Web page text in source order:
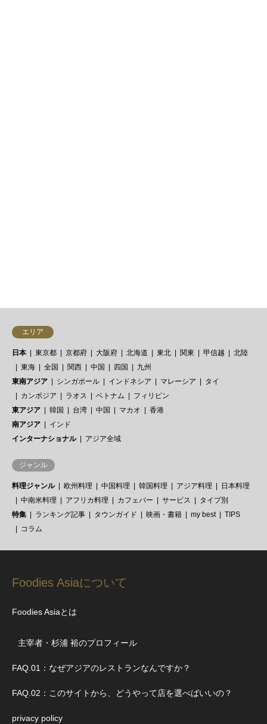
エリア
日本 東京都 京都府 大阪府 北海道 東北 関東 甲信越
北陸
東海
全国 関西 中国 四国
九州
東南アジア
シンガポール インドネシア マレーシア
タイ
カンボジア
ラオス ベトナム
フィリピン
東アジア
韓国 台湾 中国 マカオ
香港
南アジア
インド
インターナショナル
アジア全域
ジャンル
料理ジャンル 欧州料理 中国料理 韓国料理 アジア料理
日本料理
中南米料理
アフリカ料理 カフェバー サービス
タイプ別
特集
ランキング記事 タウンガイド 映画・書籍 my best
TIPS
コラム
Foodies Asiaについて
Foodies Asiaとは
主宰者・杉浦 裕のプロフィール
FAQ.01：なぜアジアのレストランなんですか？
FAQ.02：このサイトから、どうやって店を選べばいいの？
privacy policy